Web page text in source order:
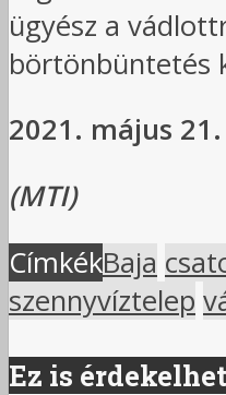
ügyész a
börtönbüntetés
2021. május 21.
(MTI)
CímkékBaja
szennyvíztelep
Ez is